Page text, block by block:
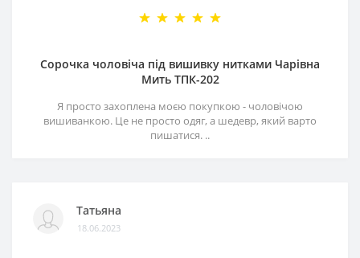
Сорочка чоловіча під вишивку нитками Чарівна
Мить ТПК-202
Я просто захоплена моєю покупкою - чоловічою
вишиванкою. Це не просто одяг, а шедевр, який варто
пишатися. ..
Татьяна
18.06.2023